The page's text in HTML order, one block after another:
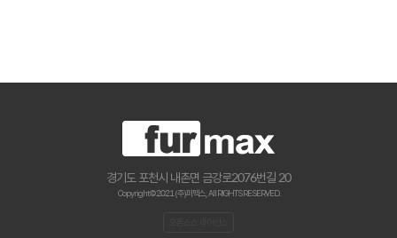
경기도 포천시 내촌면 금강로2076번길 20
Copyright © 2021 (주)퍼맥스., All RIGHTS RESERVED.